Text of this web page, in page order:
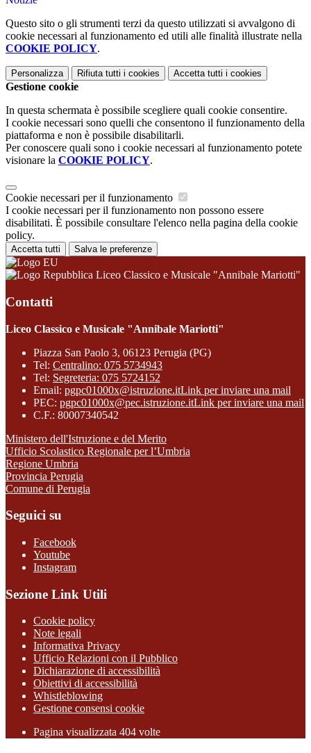
Questo sito o gli strumenti terzi da questo utilizzati si avvalgono di
cookie necessari al funzionamento ed utili alle finalità illustrate nella
COOKIE POLICY.
Personalizza Rifiuta tutti i cookies Accetta tutti i cookies
Gestione cookie
In questa schermata è possibile scegliere quali cookie consentire.
I cookie necessari sono quelli che consentono il funzionamento della
piattaforma e non è possibile disabilitarli.
Per conoscere quali sono i cookie necessari al funzionamento potete
visionare la COOKIE POLICY.
Cookie necessari per il funzionamento
I cookie necessari per il funzionamento non possono essere
disabilitati. È possibile consultare l'elenco nella pagina della cookie
policy.
Accetta tutti Salva le preferenze
Liceo Classico e Musicale "Annibale Mariotti"
Contatti
Liceo Classico e Musicale "Annibale Mariotti"
Piazza San Paolo 3, 06123 Perugia (PG)
Tel: Centralino: 075 5734943
Tel: Segreteria: 075 5724152
Email: pgpc01000x@istruzione.itLink per inviare una mail
PEC: pgpc01000x@pec.istruzione.itLink per inviare una mail
C.F.: 80007340542
Ministero dell'Istruzione e del Merito
Ufficio Scolastico Regionale per l’Umbria
Regione Umbria
Provincia Perugia
Comune di Perugia
Seguici su
Facebook
Youtube
Instagram
Sezione Link Utili
Cookie policy
Note legali
Informativa Privacy
Ufficio Relazioni con il Pubblico
Dichiarazione di accessibilità
Obiettivi di accessibilità
Whistleblowing
Gestione consensi cookie
Pagina visualizzata 404 volte